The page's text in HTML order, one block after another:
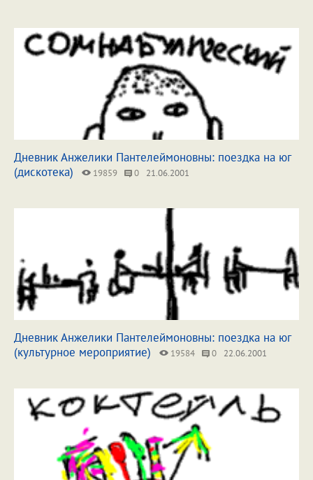
Дневник Анжелики Пантелеймоновны: поездка на юг
(дискотека)
19859 0 21.06.2001
Дневник Анжелики Пантелеймоновны: поездка на юг
(культурное мероприятие)
19584 0 22.06.2001